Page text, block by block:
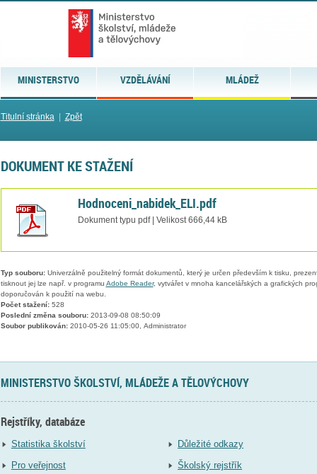
MINISTERSTVO VZDĚLÁVÁNÍ MLÁDEŽ
Titulní stránka| Zpět
DOKUMENT KE STAŽENÍ
Hodnoceni_nabidek_ELI.pdf
Dokument typu pdf | Velikost 666,44 kB
Typ souboru:Univerzálně použitelný formát dokumentů, který je určen především k tisku,
tisknout jej lze např. v programu Adobe Reader, vytvářet v mnoha kancelářských a grafických
doporučován k použití na webu.
Počet stažení:528
Poslední změna souboru:2013-09-08 08:50:09
Soubor publikován:2010-05-26 11:05:00, Administrator
MINISTERSTVO ŠKOLSTVÍ, MLÁDEŽE A TĚLOVÝCHOVY
Rejstříky, databáze
Statistika školství
Pro veřejnost
Důležité odkazy
Školský rejstřík